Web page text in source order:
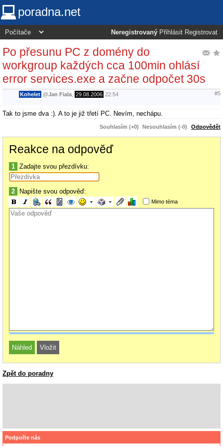
poradna.net
Neregistrovaný Přihlásit Registrovat
Po přesunu PC z domény do
workgroup každých cca 100min ohlásí
error services.exe a začne odpočet 30s
Kohelet @Jan Fiala 29.08.2006 22:54 #5
Tak to jsme dva :). A to je již třetí PC. Nevím, nechápu.
Souhlasím (+0) Nesouhlasím (-0) Odpovědět
Reakce na odpověď
1 Zadajte svou přezdívku:
2 Napište svou odpověď:
Mimo téma
Zpět do poradny
Podpořte nás